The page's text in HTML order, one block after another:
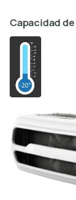
Capacidad de